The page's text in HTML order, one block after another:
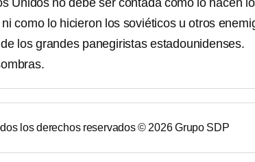
Unidos no debe ser contada como lo hacen
como lo hicieron los soviéticos u otros
los grandes panegiristas estadounidenses.
los derechos reservados © 2026Grupo SDP